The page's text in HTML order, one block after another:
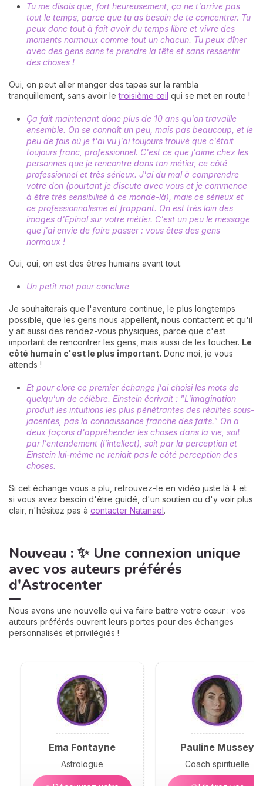
Tu me disais que, fort heureusement, ça ne t'arrive pas
tout le temps, parce que tu as besoin de te concentrer. Tu
peux donc tout à fait avoir du temps libre et vivre des
moments normaux comme tout un chacun. Tu peux dîner
avec des gens sans te prendre la tête et sans ressentir
des choses !
Oui, on peut aller manger des tapas sur la rambla
tranquillement, sans avoir letroisième œil qui se met en route !
Ça fait maintenant donc plus de 10 ans qu'on travaille
ensemble. On se connaît un peu, mais pas beaucoup, et le
peu de fois où je t'ai vu j'ai toujours trouvé que c'était
toujours franc, professionnel. C'est ce que j'aime chez les
personnes que je rencontre dans ton métier, ce côté
professionnel et très sérieux. J'ai du mal à comprendre
votre don (pourtant je discute avec vous et je commence
à être très sensibilisé à ce monde-là), mais ce sérieux et
ce professionnalisme et frappant. On est très loin des
images d'Epinal sur votre métier. C'est un peu le message
que j'ai envie de faire passer : vous êtes des gens
normaux !
Oui, oui, on est des êtres humains avant tout.
Un petit mot pour conclure
Je souhaiterais que l'aventure continue, le plus longtemps
possible, que les gens nous appellent, nous contactent et qu'il
y ait aussi des rendez-vous physiques, parce que c'est
important de rencontrer les gens, mais aussi de les toucher. Le
côté humain c'est le plus important. Donc moi, je vous
attends !
Et pour clore ce premier échange j'ai choisi les mots de
quelqu'un de célèbre. Einstein écrivait : "L'imagination
produit les intuitions les plus pénétrantes des réalités sous-
jacentes, pas la connaissance franche des faits." On a
deux façons d'appréhender les choses dans la vie, soit
par l'entendement (l'intellect), soit par la perception et
Einstein lui-même ne reniait pas le côté perception des
choses.
Si cet échange vous a plu, retrouvez-le en vidéo juste là ⬇️ et
si vous avez besoin d'être guidé, d'un soutien ou d'y voir plus
clair, n'hésitez pas à contacter Natanael.
Nouveau : ✨ Une connexion unique
avec vos auteurs préférés
d'Astrocenter
Nous avons une nouvelle qui va faire battre votre cœur : vos
auteurs préférés ouvrent leurs portes pour des échanges
personnalisés et privilégiés !
Ema Fontayne
Astrologue
Pauline Mussey
Coach spirituelle